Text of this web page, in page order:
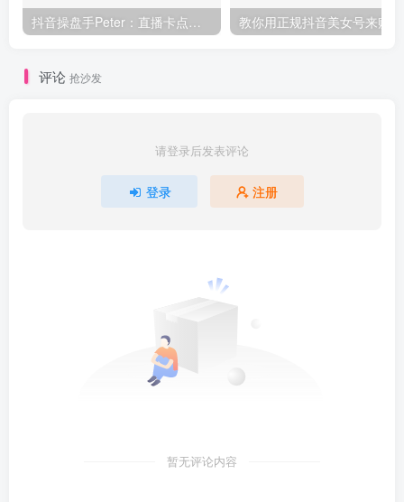
抖音操盘手Peter：直播卡点、直播间冷启动分享
评论 抢沙发
请登录后发表评论
登录 注册
暂无评论内容